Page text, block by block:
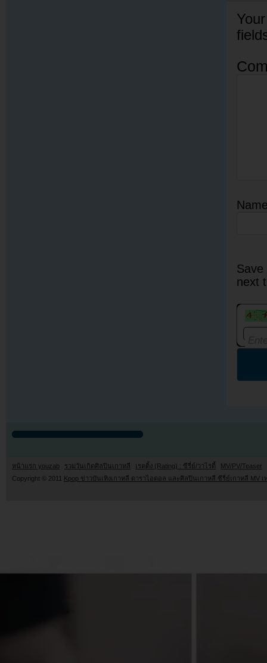
next
หน้าแรก youzab รวมวันเกิดศิลปินเกาหลี เรตติ้ง (Rating) : ซีรี่ย์/วาไรตี้
MV/PV/Teaser
Copyright © 2011 Kpop ข่าวบันเทิงเกาหลี ดาราไอดอล และศิลปินเกาหลี ซีรี่ย์เกาหลี MV